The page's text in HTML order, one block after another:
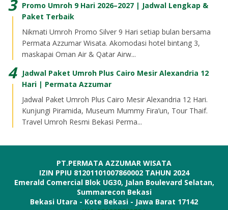
Promo Umroh 9 Hari 2026–2027 | Jadwal Lengkap &
Paket Terbaik
Nikmati Umroh Promo Silver 9 Hari setiap bulan bersama
Permata Azzumar Wisata. Akomodasi hotel bintang 3,
maskapai Oman Air & Qatar Airw...
Jadwal Paket Umroh Plus Cairo Mesir Alexandria 12
Hari | Permata Azzumar
Jadwal Paket Umroh Plus Cairo Mesir Alexandria 12 Hari.
Kunjungi Piramida, Museum Mummy Fira’un, Tour Thaif.
Travel Umroh Resmi Bekasi Perma...
PT.PERMATA AZZUMAR WISATA
IZIN PPIU 81201101007860002 TAHUN 2024
Emerald Comercial Blok UG30, Jalan Boulevard Selatan,
Summarecon Bekasi
Bekasi Utara - Kote Bekasi - Jawa Barat 17142